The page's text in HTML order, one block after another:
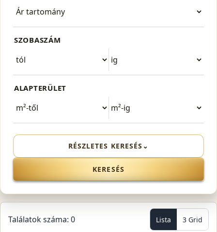
SZOBASZÁM
ALAPTERÜLET
RÉSZLETES KERESÉS ⌄
KERESÉS
Találatok száma: 0 Lista 3 Grid